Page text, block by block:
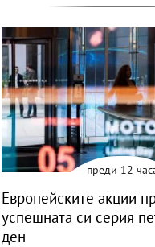
преди 12
Европейските акции
успешната си серия
ден